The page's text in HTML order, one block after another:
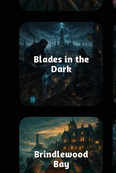
Blades in the
Dark
Brindlewood
Bay